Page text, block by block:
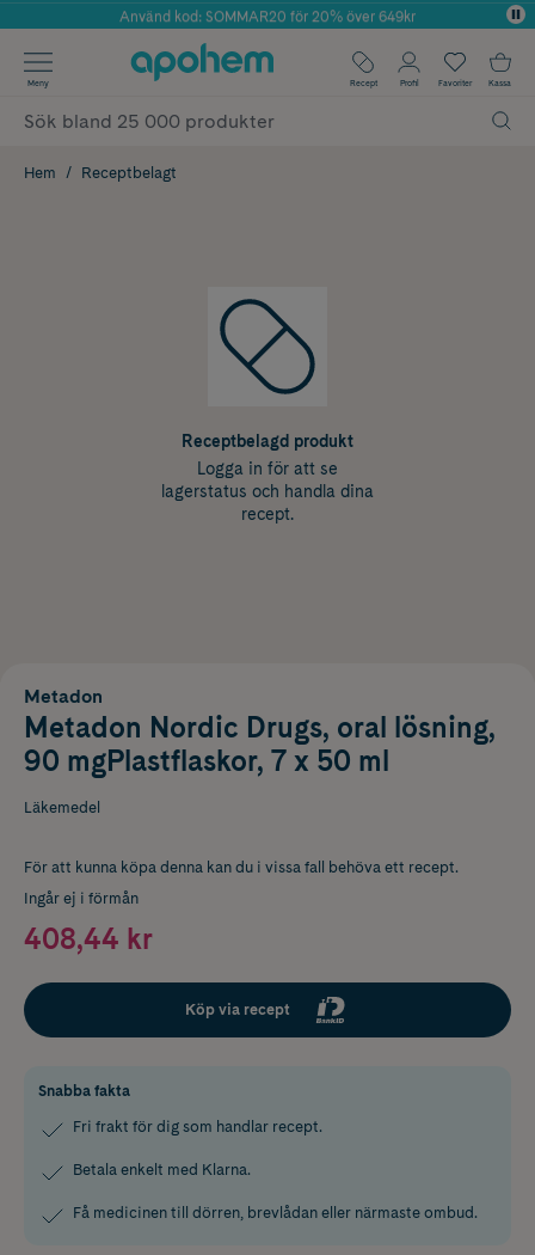
Årets Butik 2025 inom Skönhet
Använd kod: SOMMAR20 för 20% över 649kr
✓ Fri frakt
✓ Poäng på alla köp*
Meny Recept Profil Favoriter Kassa
Hem Receptbelagt
Receptbelagd produkt
Logga in för att se
lagerstatus och handla dina
recept.
Metadon
Metadon Nordic Drugs, oral lösning,
90 mgPlastflaskor, 7 x 50 ml
Läkemedel
För att kunna köpa denna kan du i vissa fall behöva ett recept.
Ingår ej i förmån
408,44 kr
Köp via recept
Snabba fakta
Fri frakt för dig som handlar recept.
Betala enkelt med Klarna.
Få medicinen till dörren, brevlådan eller närmaste ombud.